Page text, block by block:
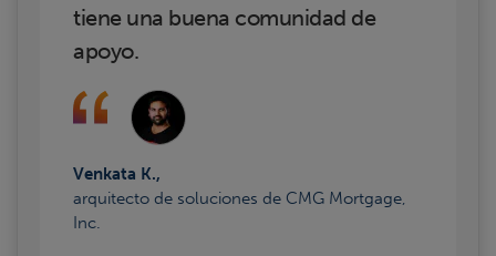
tiene una buena comunidad de
apoyo.
Venkata K.,
arquitecto de soluciones de CMG Mortgage,
Inc.